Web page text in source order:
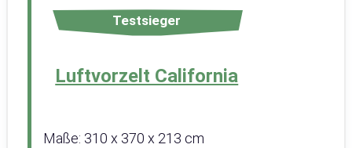
Testsieger
Luftvorzelt California
Maße: 310 x 370 x 213 cm